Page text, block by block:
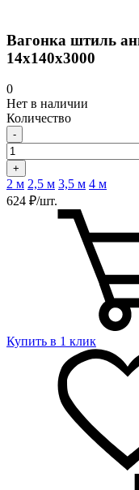
Вагонка штиль
14х140х3000
0
Нет в наличии
Количество
-
+
2 м 2,5 м 3,5 м 4 м
624 ₽/шт.
Купить в 1 клик